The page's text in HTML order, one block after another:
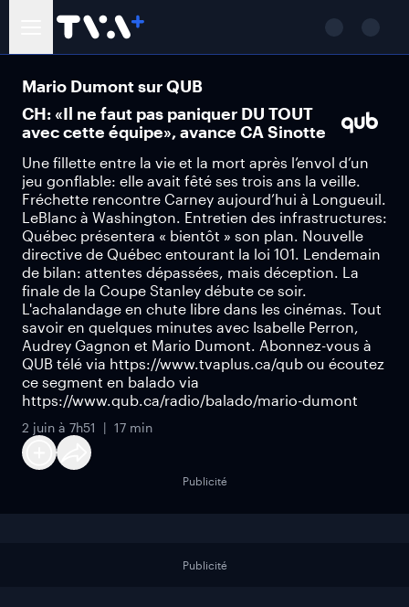
Mario Dumont sur QUB
CH: «Il ne faut pas paniquer DU TOUT
avec cette équipe», avance CA Sinotte
Une fillette entre la vie et la mort après l’envol d’un
jeu gonflable: elle avait fêté ses trois ans la veille.
Fréchette rencontre Carney aujourd’hui à Longueuil.
LeBlanc à Washington. Entretien des infrastructures:
Québec présentera « bientôt » son plan. Nouvelle
directive de Québec entourant la loi 101. Lendemain
de bilan: attentes dépassées, mais déception. La
finale de la Coupe Stanley débute ce soir.
L'achalandage en chute libre dans les cinémas. Tout
savoir en quelques minutes avec Isabelle Perron,
Audrey Gagnon et Mario Dumont. Abonnez-vous à
QUB télé via https://www.tvaplus.ca/qub ou écoutez
ce segment en balado via
https://www.qub.ca/radio/balado/mario-dumont
2 juin à 7h51 17 min
Publicité
Publicité